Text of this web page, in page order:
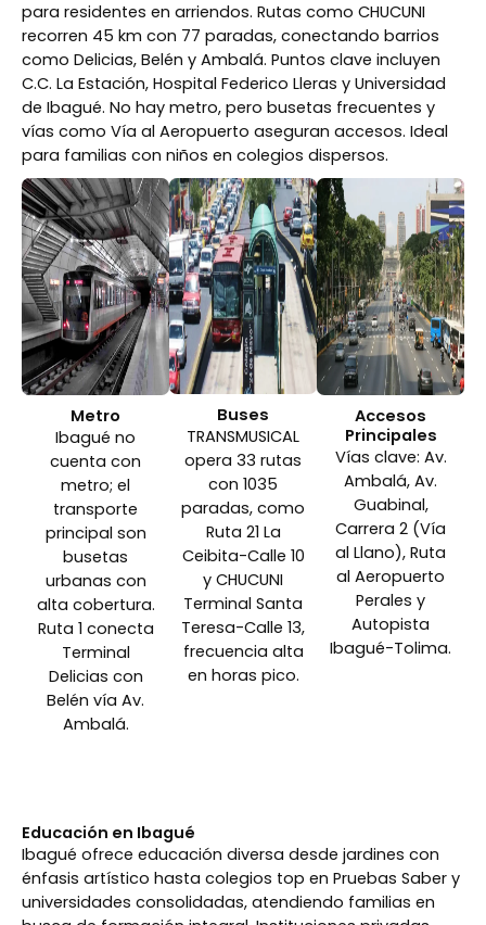
para residentes en arriendos. Rutas como CHUCUNI
recorren 45 km con 77 paradas, conectando barrios
como Delicias, Belén y Ambalá. Puntos clave incluyen
C.C. La Estación, Hospital Federico Lleras y Universidad
de Ibagué. No hay metro, pero busetas frecuentes y
vías como Vía al Aeropuerto aseguran accesos. Ideal
para familias con niños en colegios dispersos.
Metro
Ibagué no
cuenta con
metro; el
transporte
principal son
busetas
urbanas con
alta cobertura.
Ruta 1 conecta
Terminal
Delicias con
Belén vía Av.
Ambalá.
Buses
TRANSMUSICAL
opera 33 rutas
con 1035
paradas, como
Ruta 21 La
Ceibita-Calle 10
y CHUCUNI
Terminal Santa
Teresa-Calle 13,
frecuencia alta
en horas pico.
Accesos
Principales
Vías clave: Av.
Ambalá, Av.
Guabinal,
Carrera 2 (Vía
al Llano), Ruta
al Aeropuerto
Perales y
Autopista
Ibagué-Tolima.
Educación en Ibagué
Ibagué ofrece educación diversa desde jardines con
énfasis artístico hasta colegios top en Pruebas Saber y
universidades consolidadas, atendiendo familias en